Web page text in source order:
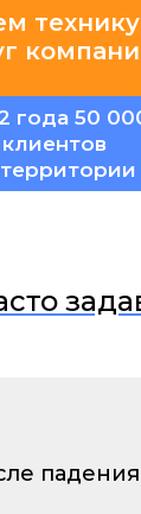
года 50
клиентов